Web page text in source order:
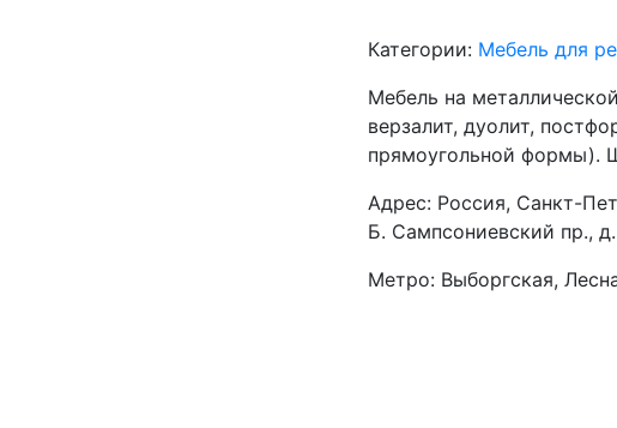
Категории: Мебель для
Мебель на
верзалит, дуолит,
прямоугольной формы).
Адрес: Россия, Санкт-
Б. Сампсониевский пр.,
Метро: Выборгская,